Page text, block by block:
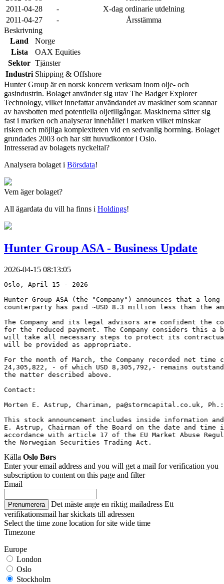
2011-04-28
-
X-dag ordinarie utdelning
2011-04-27
-
Årsstämma
Beskrivning
Land
Norge
Lista
OAX Equities
Sektor Tjänster
Industri Shipping & Offshore
Hunter Group är en norsk koncern verksam inom olje- och
gasindustrin. Bolaget använder sig utav The Badger Explorer
Technology, vilket innefattar användandet av maskiner som scannar
av havsbotten med potentiella oljetillgångar. Maskinerna sätter sig
fast i marken och analyserar innehållet i marken vilket minskar
risken och möjliga komplexiteten vid en sedvanlig borrning. Bolaget
grundades 2003 och har sitt huvudkontor i Oslo.
Intresserad av bolagets nyckeltal?
Analysera bolaget i Börsdata!
Vem äger bolaget?
All ägardata du vill ha finns i Holdings!
Hunter Group ASA - Business Update
2026-04-15 08:13:05
Oslo, April 15 - 2026
Hunter Group ASA (the "Company") announces that a
counterparty has paid ~USD 8.3 million less than the
The Company and its legal advisors are confident the
for the reduced payment. The Company considers this a
will take all necessary steps to protect its
will be provided as appropriate.
For the month of March, the Company recorded net time
24,305,822, - of which USD 8,305,792,- remains
the matter described above.
Contact:
Morten E. Astrup, Chariman, pa@stormcapital.co.uk,
This stock announcement includes inside information
E. Astrup, Chairman of the Board on the date and time
accordance with article 17 of the EU Market Abuse
the Norwegian Securities Trading Act.
Källa Oslo Børs
Enter your email address and you will get a mail for verification you
subscription to content on this page and filter
Email
Prenumerera Det måste ange en riktig mailadress Ett
verifikationsmail har skickats till adressen
Select the time zone location for site wide time
Timezone
Europe
London
Oslo
Stockholm